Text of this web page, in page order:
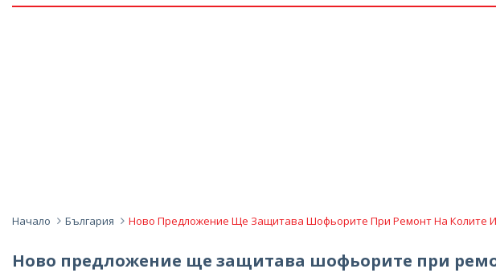
Начало България Ново Предложение Ще Защитава Шофьорите При Ремонт На Колите
Ново предложение ще защитава шофьорите при